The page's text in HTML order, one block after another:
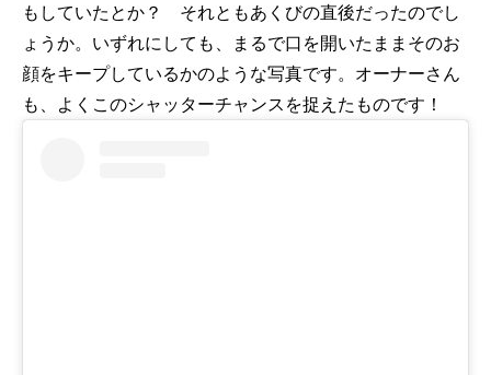
もしていたとか？ それともあくびの直後だったのでし
ょうか。いずれにしても、まるで口を開いたままそのお
顔をキープしているかのような写真です。オーナーさん
も、よくこのシャッターチャンスを捉えたものです！